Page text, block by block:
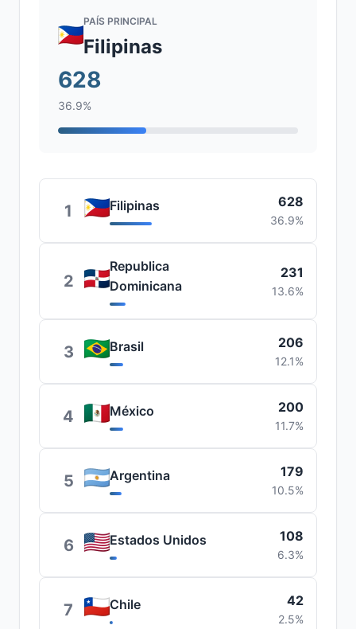
PAÍS PRINCIPAL
Filipinas
628
36.9%
1 Filipinas 628
36.9%
2
Republica
Dominicana
231
13.6%
3 Brasil 206
12.1%
4 México 200
11.7%
5 Argentina 179
10.5%
6 Estados Unidos 108
6.3%
7 Chile 42
2.5%